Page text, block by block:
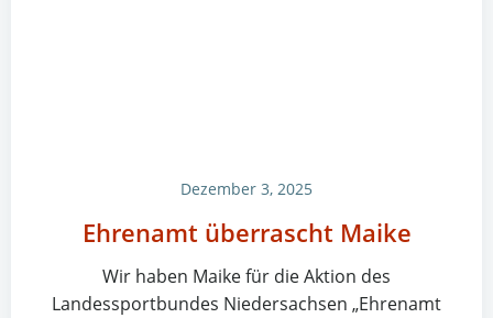
Dezember 3, 2025
Ehrenamt überrascht Maike
Wir haben Maike für die Aktion des
Landessportbundes Niedersachsen „Ehrenamt